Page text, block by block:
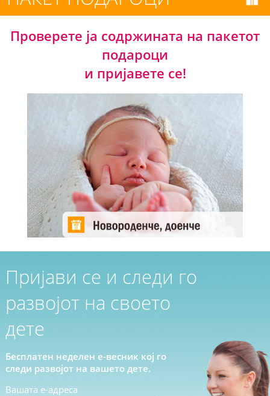
Проверете ја содржината на пакетот
подароци
и пријавете се!
Пријави се и следи го
развојот на своето
дете
Бесплатен неделен е-весник кој го
следи развојот на вашето дете.
Вашата е-адреса